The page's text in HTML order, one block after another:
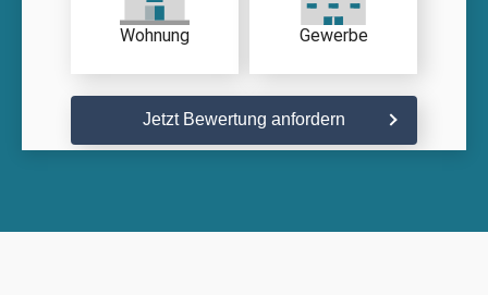
Wohnung Gewerbe
Jetzt Bewertung anfordern